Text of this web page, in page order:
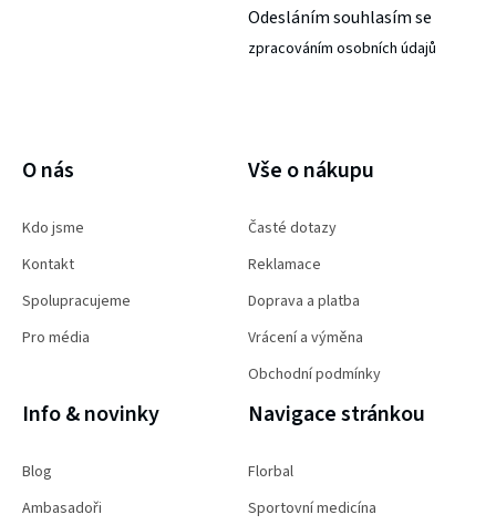
Odesláním souhlasím se
zpracováním osobních údajů
O nás
Kdo jsme
Kontakt
Spolupracujeme
Pro média
Vše o nákupu
Časté dotazy
Reklamace
Doprava a platba
Vrácení a výměna
Obchodní podmínky
Info & novinky
Blog
Ambasadoři
Navigace stránkou
Florbal
Sportovní medicína